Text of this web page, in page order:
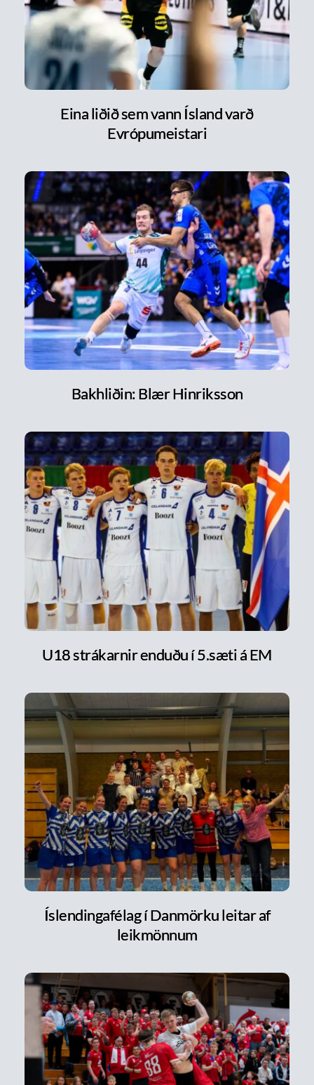
Eina liðið sem vann Ísland varð
Evrópumeistari
Bakhliðin: Blær Hinriksson
U18 strákarnir enduðu í 5.sæti á EM
Íslendingafélag í Danmörku leitar af
leikmönnum